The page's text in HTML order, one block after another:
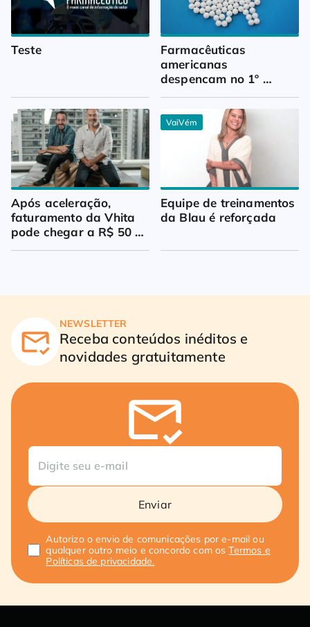
Teste
Farmacêuticas
americanas
despencam no 1º
trimestre
Após aceleração,
faturamento da Vhita
pode chegar a R$ 50
VaiVém
Equipe de treinamentos
da Blau é reforçada
NEWSLETTER
Receba conteúdos inéditos e
novidades gratuitamente
Enviar
Autorizo o envio de comunicações por e-mail ou
qualquer outro meio e concordo com osTermos e
Políticas de privacidade.